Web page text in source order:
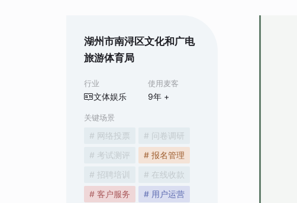
湖州市南浔区文化和广电
旅游体育局
行业
文体娱乐
使用麦客
9年 +
关键场景
# 网络投票
# 问卷调研
# 考试测评
# 报名管理
# 招聘培训
# 在线收款
# 客户服务
# 用户运营